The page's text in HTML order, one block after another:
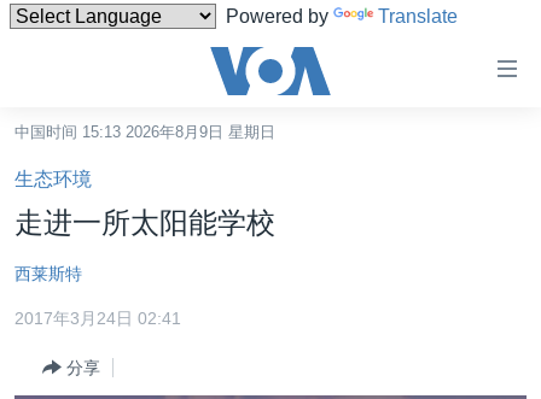
Powered by Translate
碍
链
跳
转
内
台湾
港澳
国际
中国时间 15:13 2026年8月9日 星期日
生态环境
走进一所太阳能学校
西莱斯特
2017年3月24日 02:41
分享